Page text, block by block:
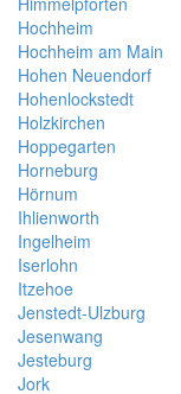
Hochheim
Hochheim am Main
Hohen Neuendorf
Hohenlockstedt
Holzkirchen
Hoppegarten
Horneburg
Hörnum
Ihlienworth
Ingelheim
Iserlohn
Itzehoe
Jenstedt-Ulzburg
Jesenwang
Jesteburg
Jork